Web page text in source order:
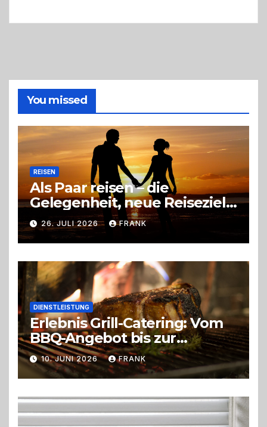
richtige
Entscheidung
You missed
REISEN
Als Paar reisen – die
Gelegenheit, neue Reiseziele
zu entdecken
26. JULI 2026 FRANK
DIENSTLEISTUNG
Erlebnis Grill-Catering: Vom
BBQ-Angebot bis zur
perfekten Eventorganisation
Trend zu Outdoor-Events,
Erlebnisgastronomie und
Live-Cooking
10. JUNI 2026 FRANK